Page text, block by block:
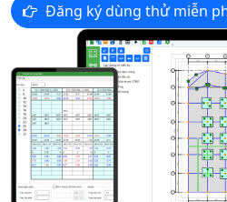
Đăng ký dùng thử miễn